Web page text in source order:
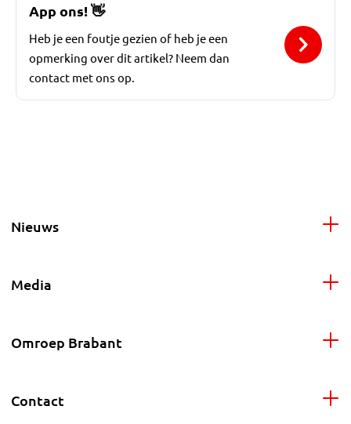
App ons!👋
Heb je een foutje gezien of heb je een
opmerking over dit artikel? Neem dan
contact met ons op.
Nieuws
Media
Omroep Brabant
Contact